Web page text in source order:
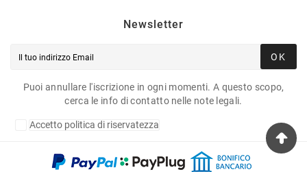
Newsletter
OK
Puoi annullare l'iscrizione in ogni momenti. A questo scopo,
cerca le info di contatto nelle note legali.
Accetto politica di riservatezza